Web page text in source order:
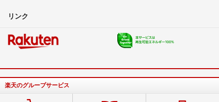
リンク
楽天のグループサービス